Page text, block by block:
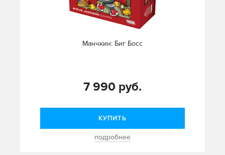
Манчкин: Биг Босс
7 990 руб.
КУПИТЬ
подробнее